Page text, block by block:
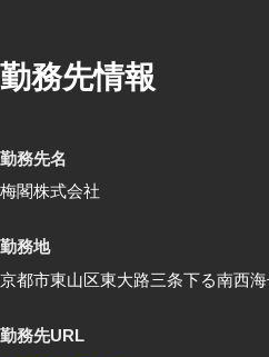
勤務先情報
勤務先名
梅閣株式会社
勤務地
京都市東山区東大路三条下る南西
勤務先URL